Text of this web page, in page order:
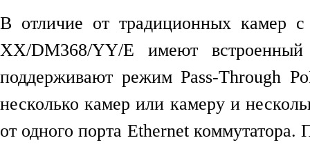
В отличие от традиционных камер
XX/DM368/YY/E имеют
поддерживают режим Pass-Through
несколько камер или камеру и
от одного порта Ethernet коммутатора.